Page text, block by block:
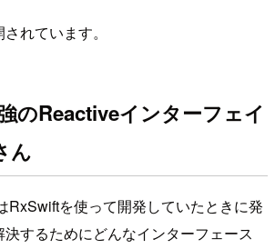
れています。
のReactiveインターフェイ
ん
RxSwiftを使って開発していたときに発
するためにどんなインターフェース